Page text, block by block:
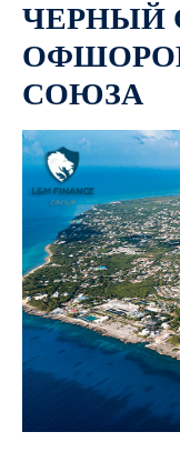
ЧЕРНЫЙ
СОЮЗА